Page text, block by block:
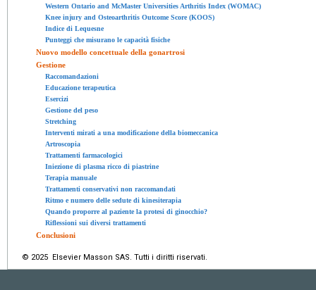
Western Ontario and McMaster Universities Arthritis Index (WOMAC)
Knee injury and Osteoarthritis Outcome Score (KOOS)
Indice di Lequesne
Punteggi che misurano le capacità fisiche
Nuovo modello concettuale della gonartrosi
Gestione
Raccomandazioni
Educazione terapeutica
Esercizi
Gestione del peso
Stretching
Interventi mirati a una modificazione della biomeccanica
Artroscopia
Trattamenti farmacologici
Iniezione di plasma ricco di piastrine
Terapia manuale
Trattamenti conservativi non raccomandati
Ritmo e numero delle sedute di kinesiterapia
Quando proporre al paziente la protesi di ginocchio?
Riflessioni sui diversi trattamenti
Conclusioni
© 2025 Elsevier Masson SAS. Tutti i diritti riservati.